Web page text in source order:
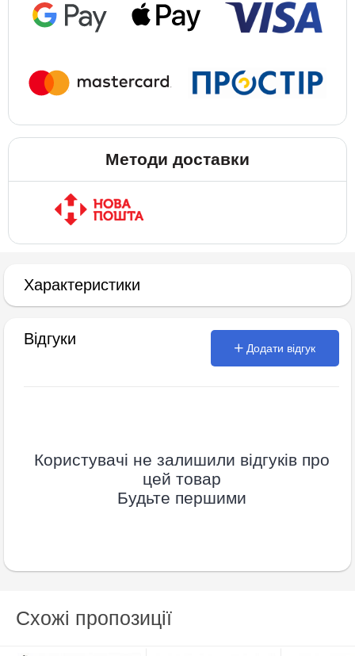
Методи доставки
Характеристики
Відгуки
Додати відгук
Користувачі не залишили відгуків про
цей товар
Будьте першими
Схожі пропозиції